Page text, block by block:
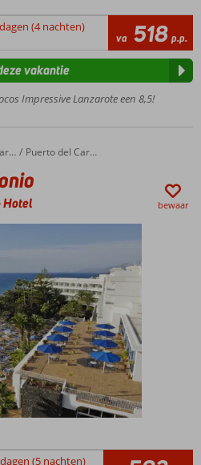
(4 nachten)
va 518 p.p.
Impressive Lanzarote een 8,5!
vakantie
Puerto del Carmen
Hotel bewaar
(5 nachten)